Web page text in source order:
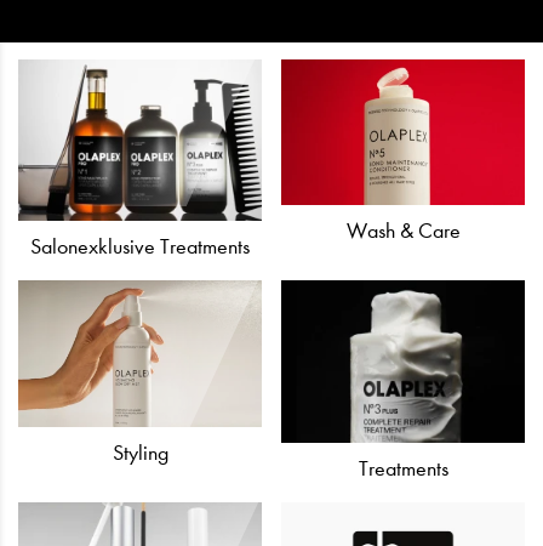
Salonexklusive Treatments
Wash & Care
Styling
Treatments